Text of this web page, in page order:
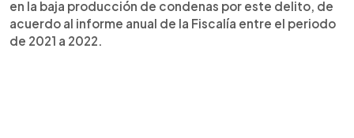
en la baja producción de condenas por este delito, de
acuerdo al informe anual de la Fiscalía entre el periodo
de 2021 a 2022.